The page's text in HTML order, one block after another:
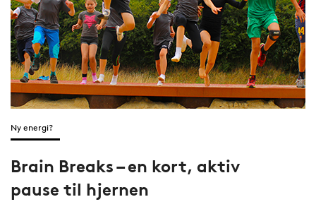
Ny energi?
Brain Breaks – en kort, aktiv
pause til hjernen